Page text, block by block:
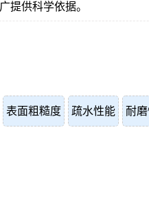
提供科学依据。
表面粗糙度 疏水性能 耐